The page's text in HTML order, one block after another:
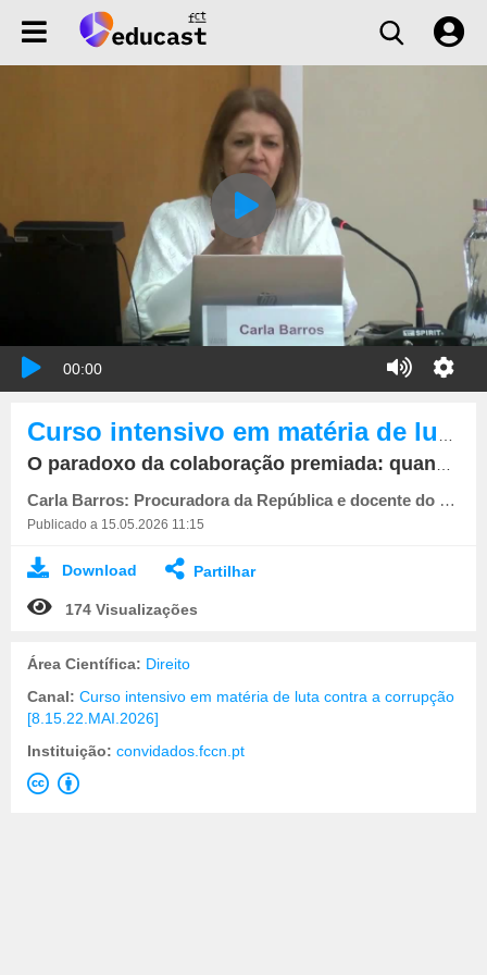
00:00
O paradoxo da colaboração premiada: quando a lei penal promete, mas o processo penal não garante
Carla Barros: Procuradora da República e docente do Centro de Estudos Judiciários
Publicado a 15.05.2026 11:15
Download Partilhar
174 Visualizações
Área Científica: Direito
Canal: Curso intensivo em matéria de luta contra a corrupção
[8.15.22.MAI.2026]
Instituição: convidados.fccn.pt